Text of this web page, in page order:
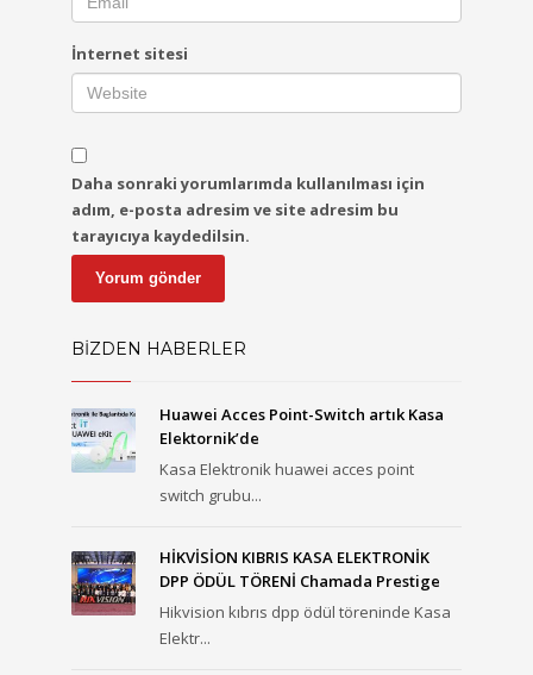
İnternet sitesi
Daha sonraki yorumlarımda kullanılması için
adım, e-posta adresim ve site adresim bu
tarayıcıya kaydedilsin.
BİZDEN HABERLER
Huawei Acces Point-Switch artık Kasa
Elektornik’de
Kasa Elektronik huawei acces point
switch grubu...
HİKVİSİON KIBRIS KASA ELEKTRONİK
DPP ÖDÜL TÖRENİ Chamada Prestige
Hikvision kıbrıs dpp ödül töreninde Kasa
Elektr...